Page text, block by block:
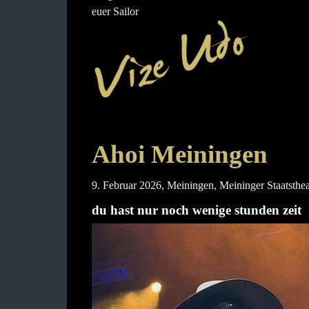
euer Sailor
Ahoi Meiningen
9. Februar 2026, Meiningen, Meininger
du hast nur noch wenige stunden zeit